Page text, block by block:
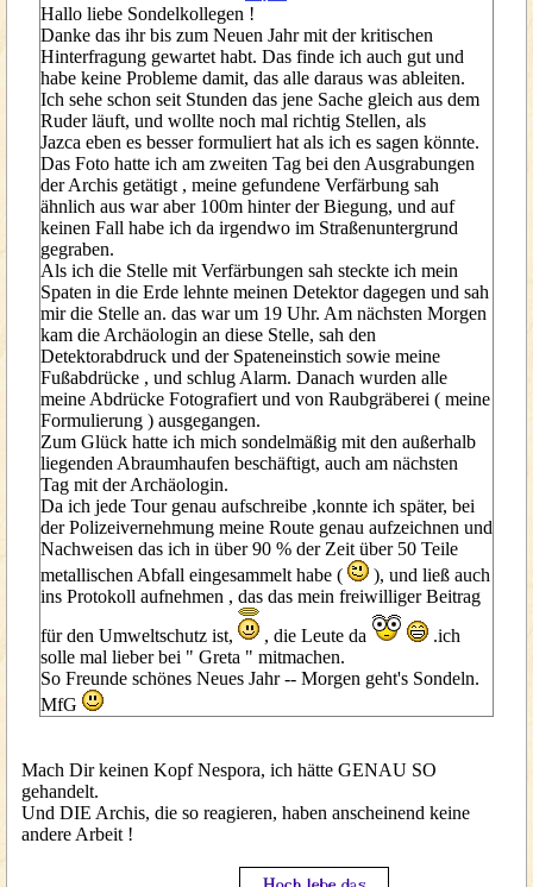
Hallo liebe Sondelkollegen !
Danke das ihr bis zum Neuen Jahr mit der kritischen
Hinterfragung gewartet habt. Das finde ich auch gut und
habe keine Probleme damit, das alle daraus was ableiten.
Ich sehe schon seit Stunden das jene Sache gleich aus dem
Ruder läuft, und wollte noch mal richtig Stellen, als
Jazca eben es besser formuliert hat als ich es sagen könnte.
Das Foto hatte ich am zweiten Tag bei den Ausgrabungen
der Archis getätigt , meine gefundene Verfärbung sah
ähnlich aus war aber 100m hinter der Biegung, und auf
keinen Fall habe ich da irgendwo im Straßenuntergrund
gegraben.
Als ich die Stelle mit Verfärbungen sah steckte ich mein
Spaten in die Erde lehnte meinen Detektor dagegen und sah
mir die Stelle an. das war um 19 Uhr. Am nächsten Morgen
kam die Archäologin an diese Stelle, sah den
Detektorabdruck und der Spateneinstich sowie meine
Fußabdrücke , und schlug Alarm. Danach wurden alle
meine Abdrücke Fotografiert und von Raubgräberei ( meine
Formulierung ) ausgegangen.
Zum Glück hatte ich mich sondelmäßig mit den außerhalb
liegenden Abraumhaufen beschäftigt, auch am nächsten
Tag mit der Archäologin.
Da ich jede Tour genau aufschreibe ,konnte ich später, bei
der Polizeivernehmung meine Route genau aufzeichnen und
Nachweisen das ich in über 90 % der Zeit über 50 Teile
metallischen Abfall eingesammelt habe (
), und ließ auch
ins Protokoll aufnehmen , das das mein freiwilliger Beitrag
für den Umweltschutz ist,
, die Leute da
.ich
solle mal lieber bei " Greta " mitmachen.
So Freunde schönes Neues Jahr -- Morgen geht's Sondeln.
MfG
Mach Dir keinen Kopf Nespora, ich hätte GENAU SO
gehandelt.
Und DIE Archis, die so reagieren, haben anscheinend keine
andere Arbeit !